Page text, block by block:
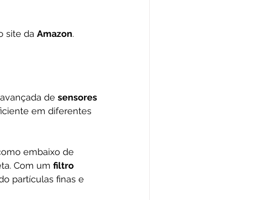
site da Amazon.
de sensores
em diferentes
embaixo de
Com um filtro
partículas finas e